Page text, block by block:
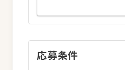
応募条件